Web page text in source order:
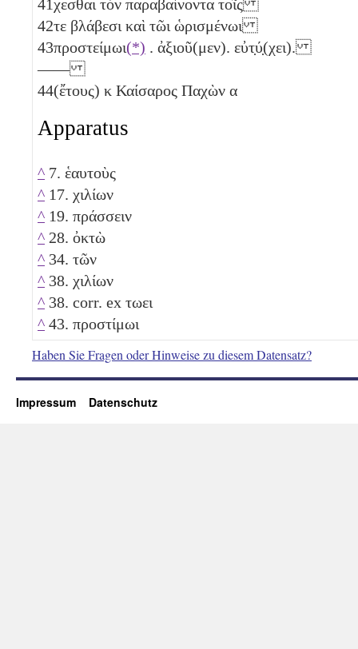
41χεσθαι τὸν παραβαίνοντα τοῖς
42τε βλάβεσι καὶ τῶι ὡρισμένωι
43προστείμωι(*) . ἀξιοῦ(μεν). εὐτ̣ύ̣(χει).
——
44(ἔτους) κ Καίσαρος Παχὼν α
Apparatus
^ 7. ἑαυτοὺς
^ 17. χιλίων
^ 19. πράσσειν
^ 28. ὀκτὼ
^ 34. τῶν
^ 38. χιλίων
^ 38. corr. ex τωει
^ 43. προστίμωι
Haben Sie Fragen oder Hinweise zu diesem Datensatz?
Impressum Datenschutz